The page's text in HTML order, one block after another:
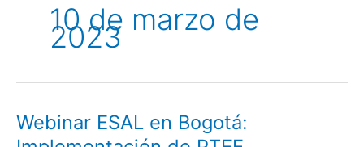
10 de marzo de
2023
Webinar ESAL en Bogotá:
Webinar
ESAL